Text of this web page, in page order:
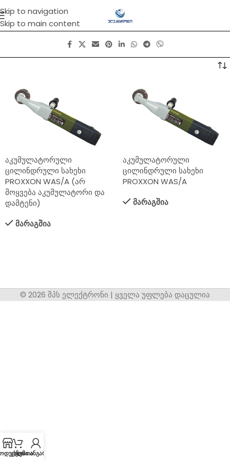
Skip to navigation
Skip to main content
აკუმულატორული
ცილინდრული სახეხი
PROXXON WAS/A (არ
მოყვება აკუმულატორი და
დამტენი)
მარაგშია
აკუმულატორული
ცილინდრული სახეხი
PROXXON WAS/A
მარაგშია
© 2026 შპს ელექტრონი | ყველა უფლება დაცულია
კალათა
ჩემი ანგარიში